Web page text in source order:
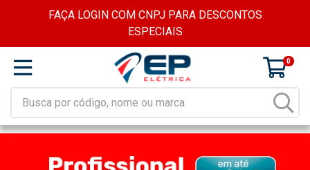
FAÇA LOGIN COM CNPJ PARA DESCONTOS
ESPECIAIS
0